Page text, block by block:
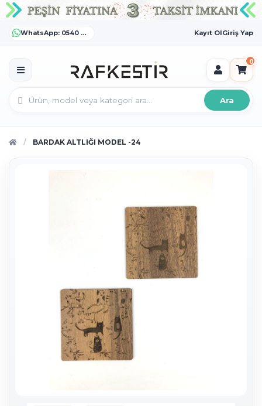
WhatsApp: 0540 372 55 55 Kayıt OlGiriş Yap
0
Ara
BARDAK ALTLIĞI MODEL -24